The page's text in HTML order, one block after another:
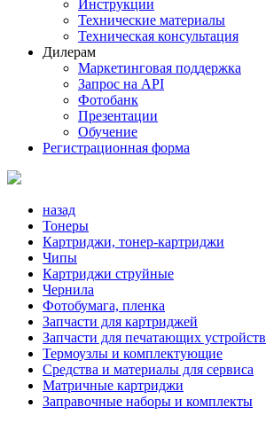
Инструкции
Технические материалы
Техническая консультация
Дилерам
Маркетинговая поддержка
Запрос на API
Фотобанк
Презентации
Обучение
Регистрационная форма
назад
Тонеры
Картриджи, тонер-картриджи
Чипы
Картриджи струйные
Чернила
Фотобумага, пленка
Запчасти для картриджей
Запчасти для печатающих устройств
Термоузлы и комплектующие
Средства и материалы для сервиса
Матричные картриджи
Заправочные наборы и комплекты